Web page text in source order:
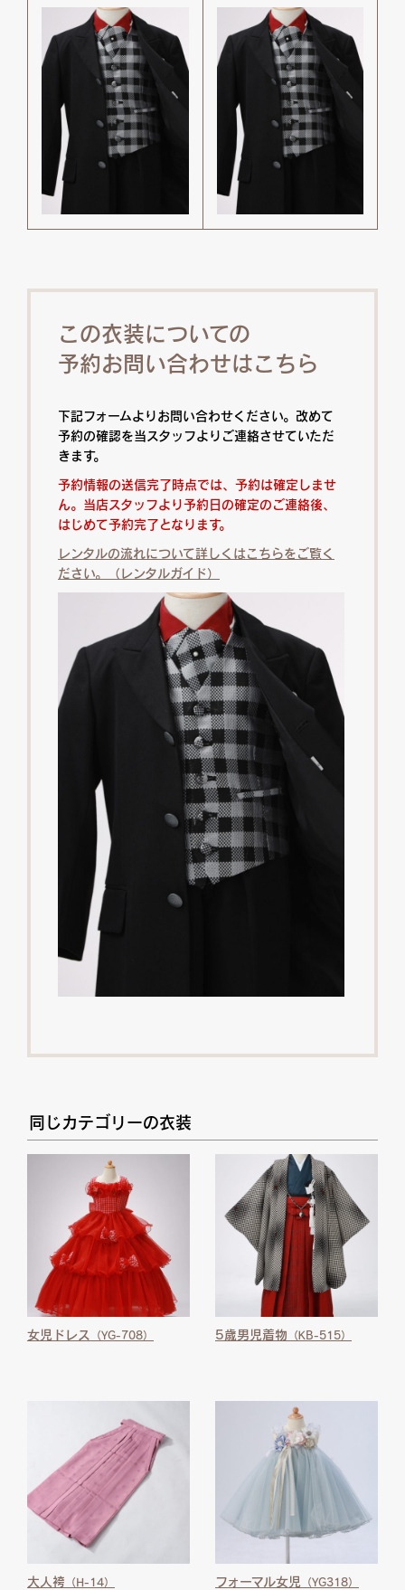
この衣装についての
予約お問い合わせはこちら
下記フォームよりお問い合わせください。改めて
予約の確認を当スタッフよりご連絡させていただ
きます。
予約情報の送信完了時点では、予約は確定しませ
ん。当店スタッフより予約日の確定のご連絡後、
はじめて予約完了となります。
レンタルの流れについて詳しくはこちらをご覧く
ださい。（レンタルガイド）
同じカテゴリーの衣装
女児ドレス （YG-708） 5歳男児着物 （KB-515）
大人袴 （H-14） フォーマル女児 （YG318）